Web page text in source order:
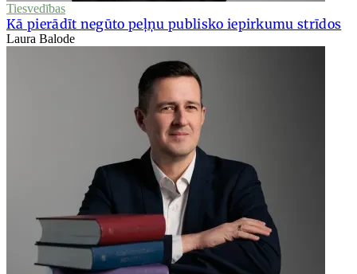
Tiesvedības
Kā pierādīt negūto peļņu publisko iepirkumu strīdos
Laura Balode